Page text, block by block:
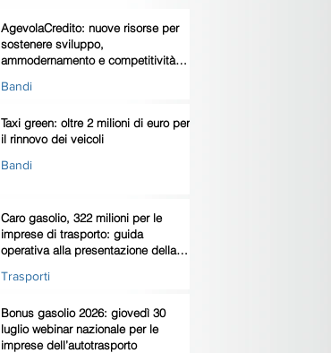
AgevolaCredito: nuove risorse per
sostenere sviluppo,
ammodernamento e competitività
Bandi
Taxi green: oltre 2 milioni di euro per
il rinnovo dei veicoli
Bandi
Caro gasolio, 322 milioni per le
imprese di trasporto: guida
operativa alla presentazione della
Trasporti
Bonus gasolio 2026: giovedì 30
luglio webinar nazionale per le
imprese dell’autotrasporto